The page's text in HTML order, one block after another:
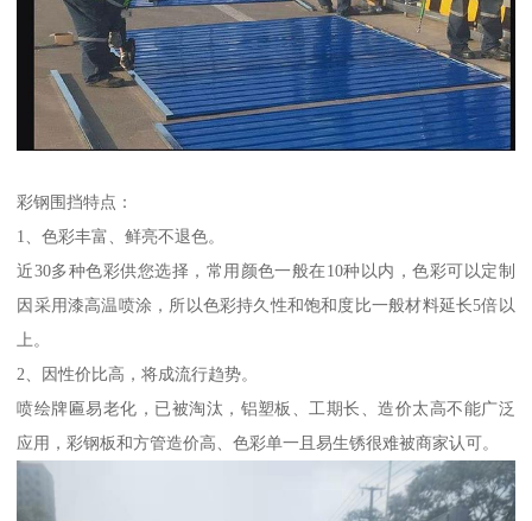
彩钢围挡特点：
1、色彩丰富、鲜亮不退色。
近30多种色彩供您选择，常用颜色一般在10种以内，色彩可以定制
因采用漆高温喷涂，所以色彩持久性和饱和度比一般材料延长5倍以
上。
2、因性价比高，将成流行趋势。
喷绘牌匾易老化，已被淘汰，铝塑板、工期长、造价太高不能广泛
应用，彩钢板和方管造价高、色彩单一且易生锈很难被商家认可。